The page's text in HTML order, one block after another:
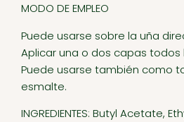
MODO DE EMPLEO
Puede usarse sobre la uña
Aplicar una o dos capas todos
Puede usarse también como
esmalte.
INGREDIENTES: Butyl Acetate,